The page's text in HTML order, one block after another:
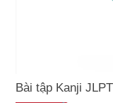
Bài tập Kanji